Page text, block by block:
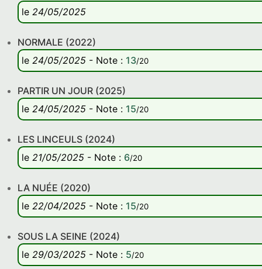
le 24/05/2025
NORMALE (2022)
le 24/05/2025 - Note : 13/20
PARTIR UN JOUR (2025)
le 24/05/2025 - Note : 15/20
LES LINCEULS (2024)
le 21/05/2025 - Note : 6/20
LA NUÉE (2020)
le 22/04/2025 - Note : 15/20
SOUS LA SEINE (2024)
le 29/03/2025 - Note : 5/20